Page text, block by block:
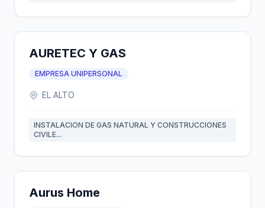
AURETEC Y GAS
EMPRESA UNIPERSONAL
EL ALTO
INSTALACION DE GAS NATURAL Y CONSTRUCCIONES
CIVILE...
Aurus Home